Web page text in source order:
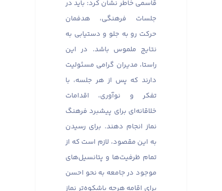
قاسمی خاطر نشان کرد: باید در
جلسات فرهنگی، هدفمان
حرکت رو به جلو و دستیابی به
نتایج ملموس باشد. در این
راستا، مدیران گرامی مسئولیت
دارند که پس از هر جلسه، با
تفکر و نوآوری، اقدامات
خلاقانه‌ای برای پیشبرد فرهنگ
نماز انجام دهند. برای رسیدن
به این مقصود، لازم است که از
تمام ظرفیت‌ها و پتانسیل‌های
موجود در جامعه به نحو احسن
برای اقامه هرچه باشکوه‌تر نماز